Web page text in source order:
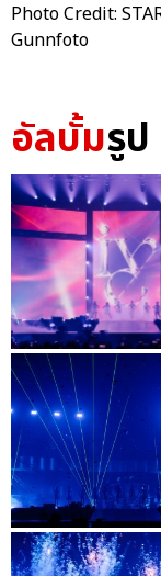
Photo Credit:
Gunnfoto
อัลบั้มรูป